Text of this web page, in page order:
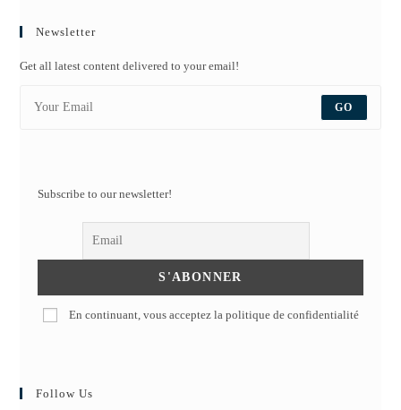
Newsletter
Get all latest content delivered to your email!
GO
Subscribe to our newsletter!
En continuant, vous acceptez la politique de confidentialité
Follow Us